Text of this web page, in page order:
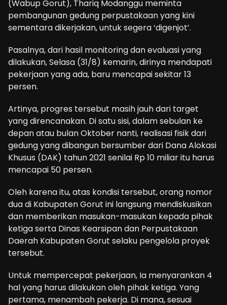
(Wabup Gorut), Thariq Modanggu meminta
pembangunan gedung perpustakaan yang kini
sementara dikerjakan, untuk segera ‘digenjot’.
Pasalnya, dari hasil monitoring dan evaluasi yang
dilakukan, Selasa (31/8) kemarin, dirinya mendapati
pekerjaan yang ada, baru mencapai sekitar 13
persen.
Artinya, progres tersebut masih jauh dari target
yang direncanakan. Di satu sisi, dalam sebulan ke
depan atau bulan Oktober nanti, realisasi fisik dari
gedung yang dibangun bersumber dari Dana Alokasi
Khusus (DAK) tahun 2021 senilai Rp 10 miliar itu harus
mencapai 50 persen.
Oleh karena itu, atas kondisi tersebut, orang nomor
dua di Kabupaten Gorut ini langsung mendiskusikan
dan memberikan masukan-masukan kepada pihak
ketiga serta Dinas Kearsipan dan Perpustakaan
Daerah Kabupaten Gorut selaku pengelola proyek
tersebut.
Untuk mempercepat pekerjaan, Ia menyarankan 4
hal yang harus dilakukan oleh pihak ketiga. Yang
pertama, menambah pekerja. Di mana, sesuai